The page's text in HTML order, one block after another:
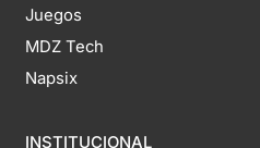
Juegos
MDZ Tech
Napsix
INSTITUCIONAL